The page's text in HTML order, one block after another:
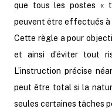
que tous les postes «
peuvent être effectués à
Cette règle a pour
et ainsi d’éviter tout
L’instruction précise
peut être total si la
seules certaines tâches